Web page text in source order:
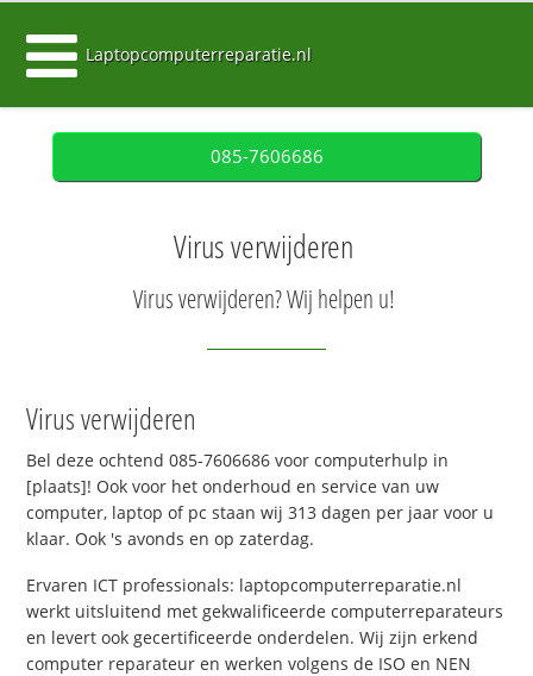
Laptopcomputerreparatie.nl
085-7606686
Virus verwijderen
Virus verwijderen? Wij helpen u!
Virus verwijderen
Bel deze ochtend 085-7606686 voor computerhulp in
[plaats]! Ook voor het onderhoud en service van uw
computer, laptop of pc staan wij 313 dagen per jaar voor u
klaar. Ook 's avonds en op zaterdag.
Ervaren ICT professionals: laptopcomputerreparatie.nl
werkt uitsluitend met gekwalificeerde computerreparateurs
en levert ook gecertificeerde onderdelen. Wij zijn erkend
computer reparateur en werken volgens de ISO en NEN